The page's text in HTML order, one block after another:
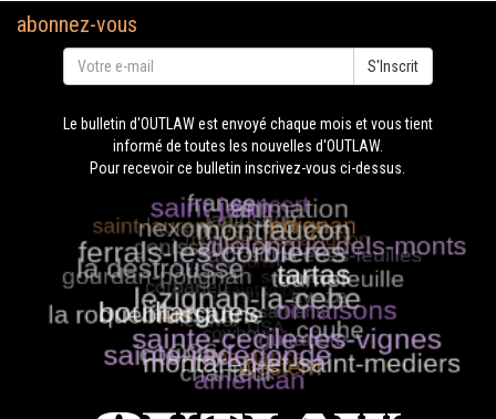
abonnez-vous
S'Inscrit
Le bulletin d'OUTLAW est envoyé chaque mois et vous tient
informé de toutes les nouvelles d'OUTLAW.
Pour recevoir ce bulletin inscrivez-vous ci-dessus.